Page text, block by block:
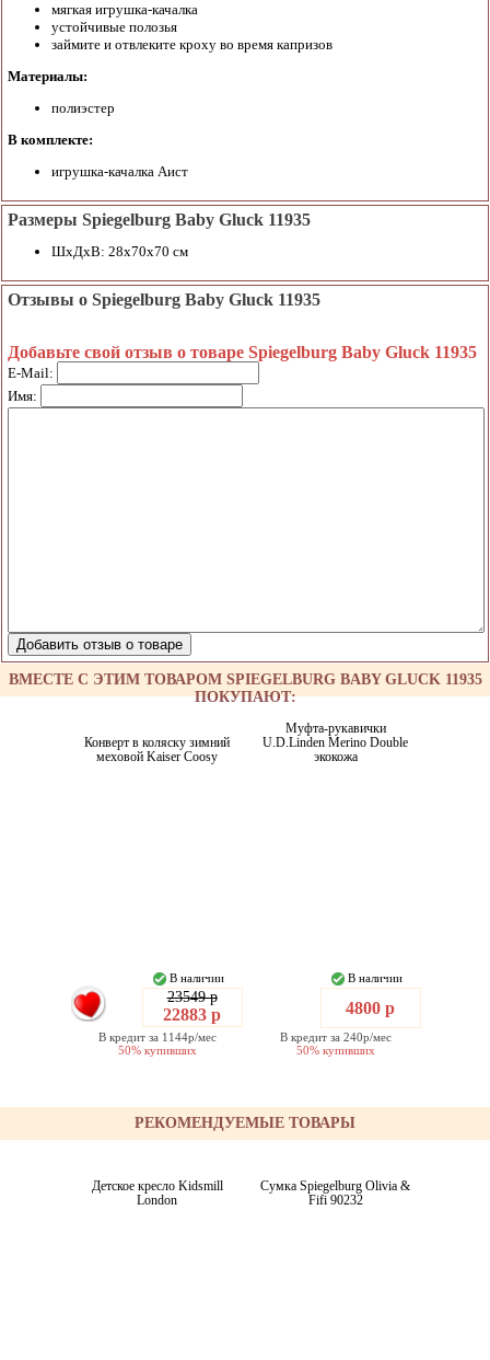
мягкая игрушка-качалка
устойчивые полозья
займите и отвлеките кроху во время капризов
Материалы:
полиэстер
В комплекте:
игрушка-качалка Аист
Размеры Spiegelburg Baby Gluck 11935
ШхДхВ: 28х70х70 см
Отзывы о Spiegelburg Baby Gluck 11935
Добавьте свой отзыв о товаре Spiegelburg Baby Gluck 11935
E-Mail:
Имя:
ВМЕСТЕ С ЭТИМ ТОВАРОМ SPIEGELBURG BABY GLUCK 11935
ПОКУПАЮТ:
Конверт в коляску зимний
меховой Kaiser Coosy
В наличии
23549 р
22883 р
В кредит за 1144р/мес
50% купивших
Муфта-рукавички
U.D.Linden Merino Double
экокожа
В наличии
4800 р
В кредит за 240р/мес
50% купивших
РЕКОМЕНДУЕМЫЕ ТОВАРЫ
Детское кресло Kidsmill
London
Сумка Spiegelburg Olivia &
Fifi 90232